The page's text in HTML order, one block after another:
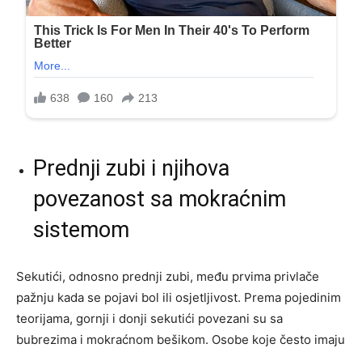
Prednji zubi i njihova
povezanost sa mokraćnim
sistemom
Sekutići, odnosno prednji zubi, među prvima privlače
pažnju kada se pojavi bol ili osjetljivost. Prema pojedinim
teorijama, gornji i donji sekutići povezani su sa
bubrezima i mokraćnom bešikom. Osobe koje često imaju